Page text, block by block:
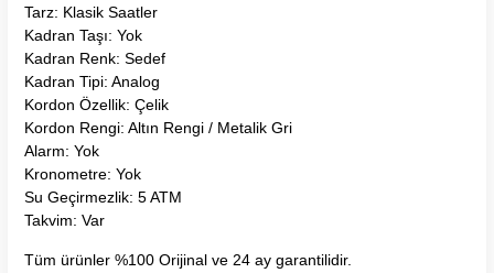
Tarz: Klasik Saatler
Kadran Taşı: Yok
Kadran Renk: Sedef
Kadran Tipi: Analog
Kordon Özellik: Çelik
Kordon Rengi: Altın Rengi / Metalik Gri
Alarm: Yok
Kronometre: Yok
Su Geçirmezlik: 5 ATM
Takvim: Var
Tüm ürünler %100 Orijinal ve 24 ay garantilidir.